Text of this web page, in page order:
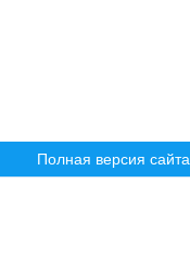
Полная версия сайта